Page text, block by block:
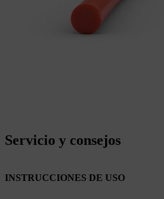
Servicio y consejos
INSTRUCCIONES DE USO